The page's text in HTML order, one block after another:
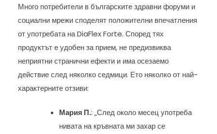
Много потребители в българските здравни форуми и
социални мрежи споделят положителни впечатления
от употребата на DiaFlex Forte. Според тях
продуктът е удобен за прием, не предизвиква
неприятни странични ефекти и има осезаемо
действие след няколко седмици. Ето няколко от най-
характерните отзиви:
Мария П.: „След около месец употреба
нивата на кръвната ми захар се